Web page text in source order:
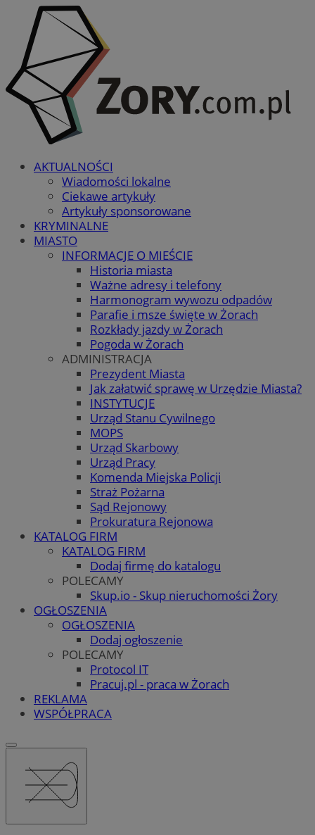
AKTUALNOŚCI
Wiadomości lokalne
Ciekawe artykuły
Artykuły sponsorowane
KRYMINALNE
MIASTO
INFORMACJE O MIEŚCIE
Historia miasta
Ważne adresy i telefony
Harmonogram wywozu odpadów
Parafie i msze święte w Żorach
Rozkłady jazdy w Żorach
Pogoda w Żorach
ADMINISTRACJA
Prezydent Miasta
Jak załatwić sprawę w Urzędzie Miasta?
INSTYTUCJE
Urząd Stanu Cywilnego
MOPS
Urząd Skarbowy
Urząd Pracy
Komenda Miejska Policji
Straż Pożarna
Sąd Rejonowy
Prokuratura Rejonowa
KATALOG FIRM
KATALOG FIRM
Dodaj firmę do katalogu
POLECAMY
Skup.io - Skup nieruchomości Żory
OGŁOSZENIA
OGŁOSZENIA
Dodaj ogłoszenie
POLECAMY
Protocol IT
Pracuj.pl - praca w Żorach
REKLAMA
WSPÓŁPRACA